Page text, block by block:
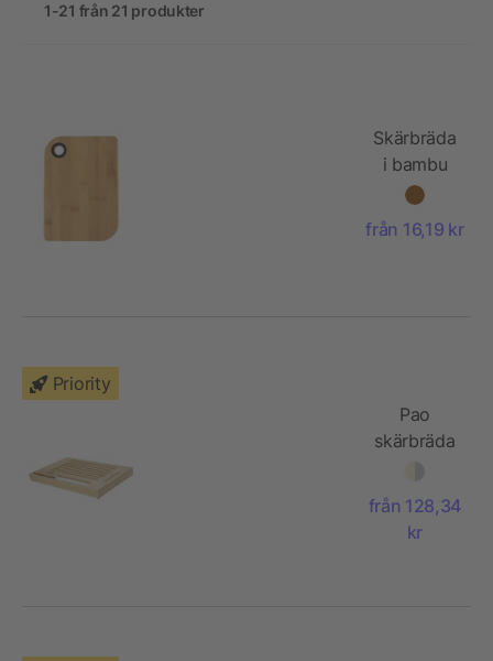
1-21 från 21 produkter
Skärbräda
i bambu
från 16,19 kr
Priority
Pao
skärbräda
med kniv
från 128,34
kr